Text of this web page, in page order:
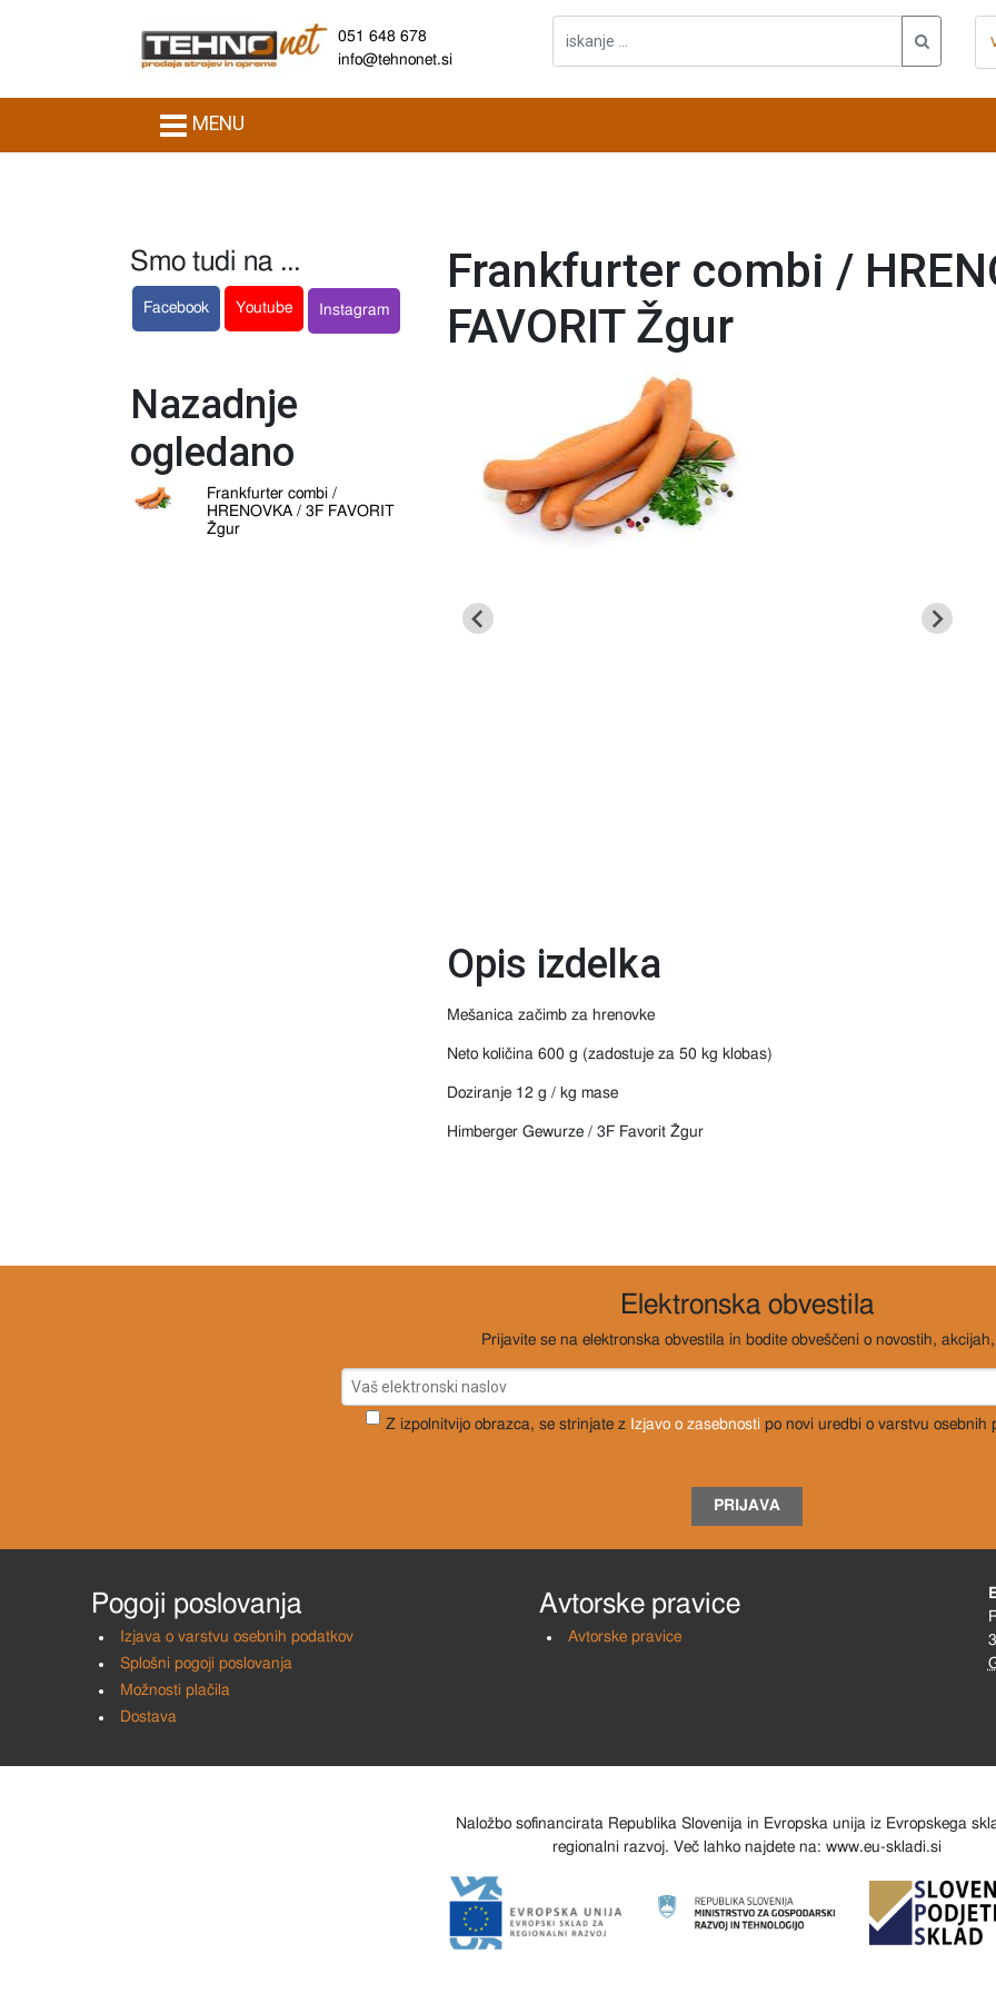
051 648 678
info@tehnonet.si
MENU
Smo tudi na ...
Facebook Youtube Instagram
Nazadnje
ogledano
Frankfurter combi /
HRENOVKA / 3F FAVORIT
Žgur
Frankfurter combi /
FAVORIT Žgur
Opis izdelka
Mešanica začimb za hrenovke
Neto količina 600 g (zadostuje za 50 kg klobas)
Doziranje 12 g / kg mase
Himberger Gewurze / 3F Favorit Žgur
Elektronska obvestila
Prijavite se na elektronska obvestila in bodite obveščeni o novostih,
Z izpolnitvijo obrazca, se strinjate z Izjavo o zasebnosti po novi uredbi o varstvu osebnih
PRIJAVA
Pogoji poslovanja
Izjava o varstvu osebnih podatkov
Splošni pogoji poslovanja
Možnosti plačila
Dostava
Avtorske pravice
Avtorske pravice
Naložbo sofinancirata Republika Slovenija in Evropska unija iz Evropskega
regionalni razvoj. Več lahko najdete na: www.eu-skladi.si